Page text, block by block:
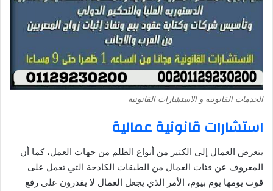
الخدمات القانونيه و الاستشارات القانونية
استشارات قانونية عمالية
يتعرض العمال إلى الكثير من أنواع الظلم من جهات العمل، كما أن
المعروف عن فئات العمال من الطبقات الكادحة التي تعمل على
قوت يومها يوم بيوم، الأمر الذي يجعل العمال لا يقدرون على رفع